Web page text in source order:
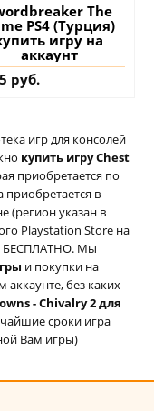
The
PS4 (Турция)
игру на
аккаунт
руб.
игр для консолей
купить игру Chest
приобретается по
в
(регион указан в
Playstation Store на
БЕСПЛАТНО. Мы
и покупки на
аккаунте, без каких-
- Chivalry 2 для
сроки игра
Вам игры)